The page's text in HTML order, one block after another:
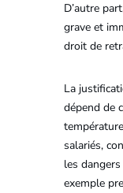
D’autre
grave et
droit de
La
dépend de
salariés,
les
exemple